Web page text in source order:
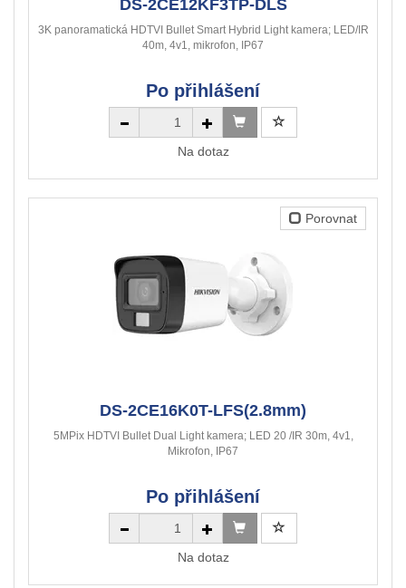
DS-2CE12KF3TP-DLS
3K panoramatická HDTVI Bullet Smart Hybrid Light kamera; LED/IR
40m, 4v1, mikrofon, IP67
Po přihlášení
Na dotaz
Porovnat
DS-2CE16K0T-LFS(2.8mm)
5MPix HDTVI Bullet Dual Light kamera; LED 20 /IR 30m, 4v1,
Mikrofon, IP67
Po přihlášení
Na dotaz